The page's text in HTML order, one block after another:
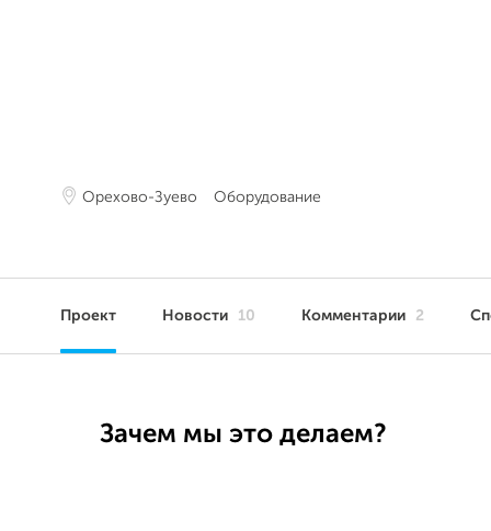
Орехово-Зуево Оборудование
Проект Новости 10 Комментарии 2
Зачем мы это делаем?